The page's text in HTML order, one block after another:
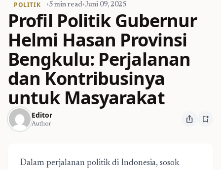
POLITIK •5 min read•Juni 09, 2025
Profil Politik Gubernur
Helmi Hasan Provinsi
Bengkulu: Perjalanan
dan Kontribusinya
untuk Masyarakat
Editor
Author ios_share bookmark_add
Dalam perjalanan politik di Indonesia, sosok